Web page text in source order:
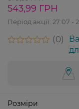
543,99 ГРН
Період акції: 27 07 -
0
Розміри